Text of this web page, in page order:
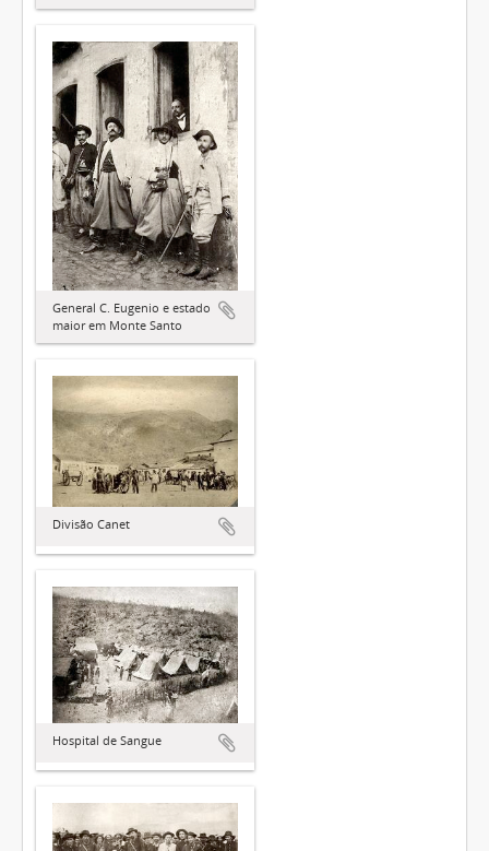
General C. Eugenio e estado
maior em Monte Santo
Divisão Canet
Hospital de Sangue